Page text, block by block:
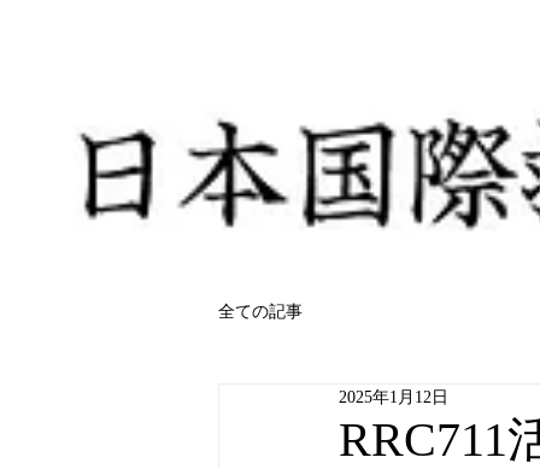
全ての記事
RRC711
2025年1月12日